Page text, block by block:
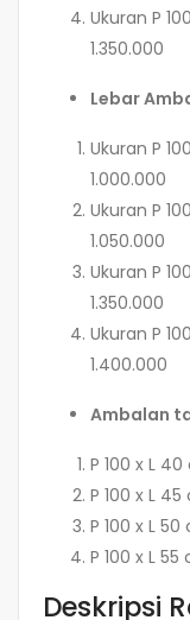
Ukuran P
1.350.000
Lebar
Ukuran P
1.000.000
Ukuran P
1.050.000
Ukuran P
1.350.000
Ukuran P
1.400.000
Ambalan
P 100 x L
P 100 x L
P 100 x L 50
P 100 x L 55
Deskripsi